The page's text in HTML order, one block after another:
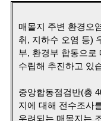
매몰지 주변 환경오
취, 지하수 오염 등)
부, 환경부 합동으로
수립해 추진하고 있
중앙합동점검반(총
지에 대해 전수조사
우려되는 매몰지는